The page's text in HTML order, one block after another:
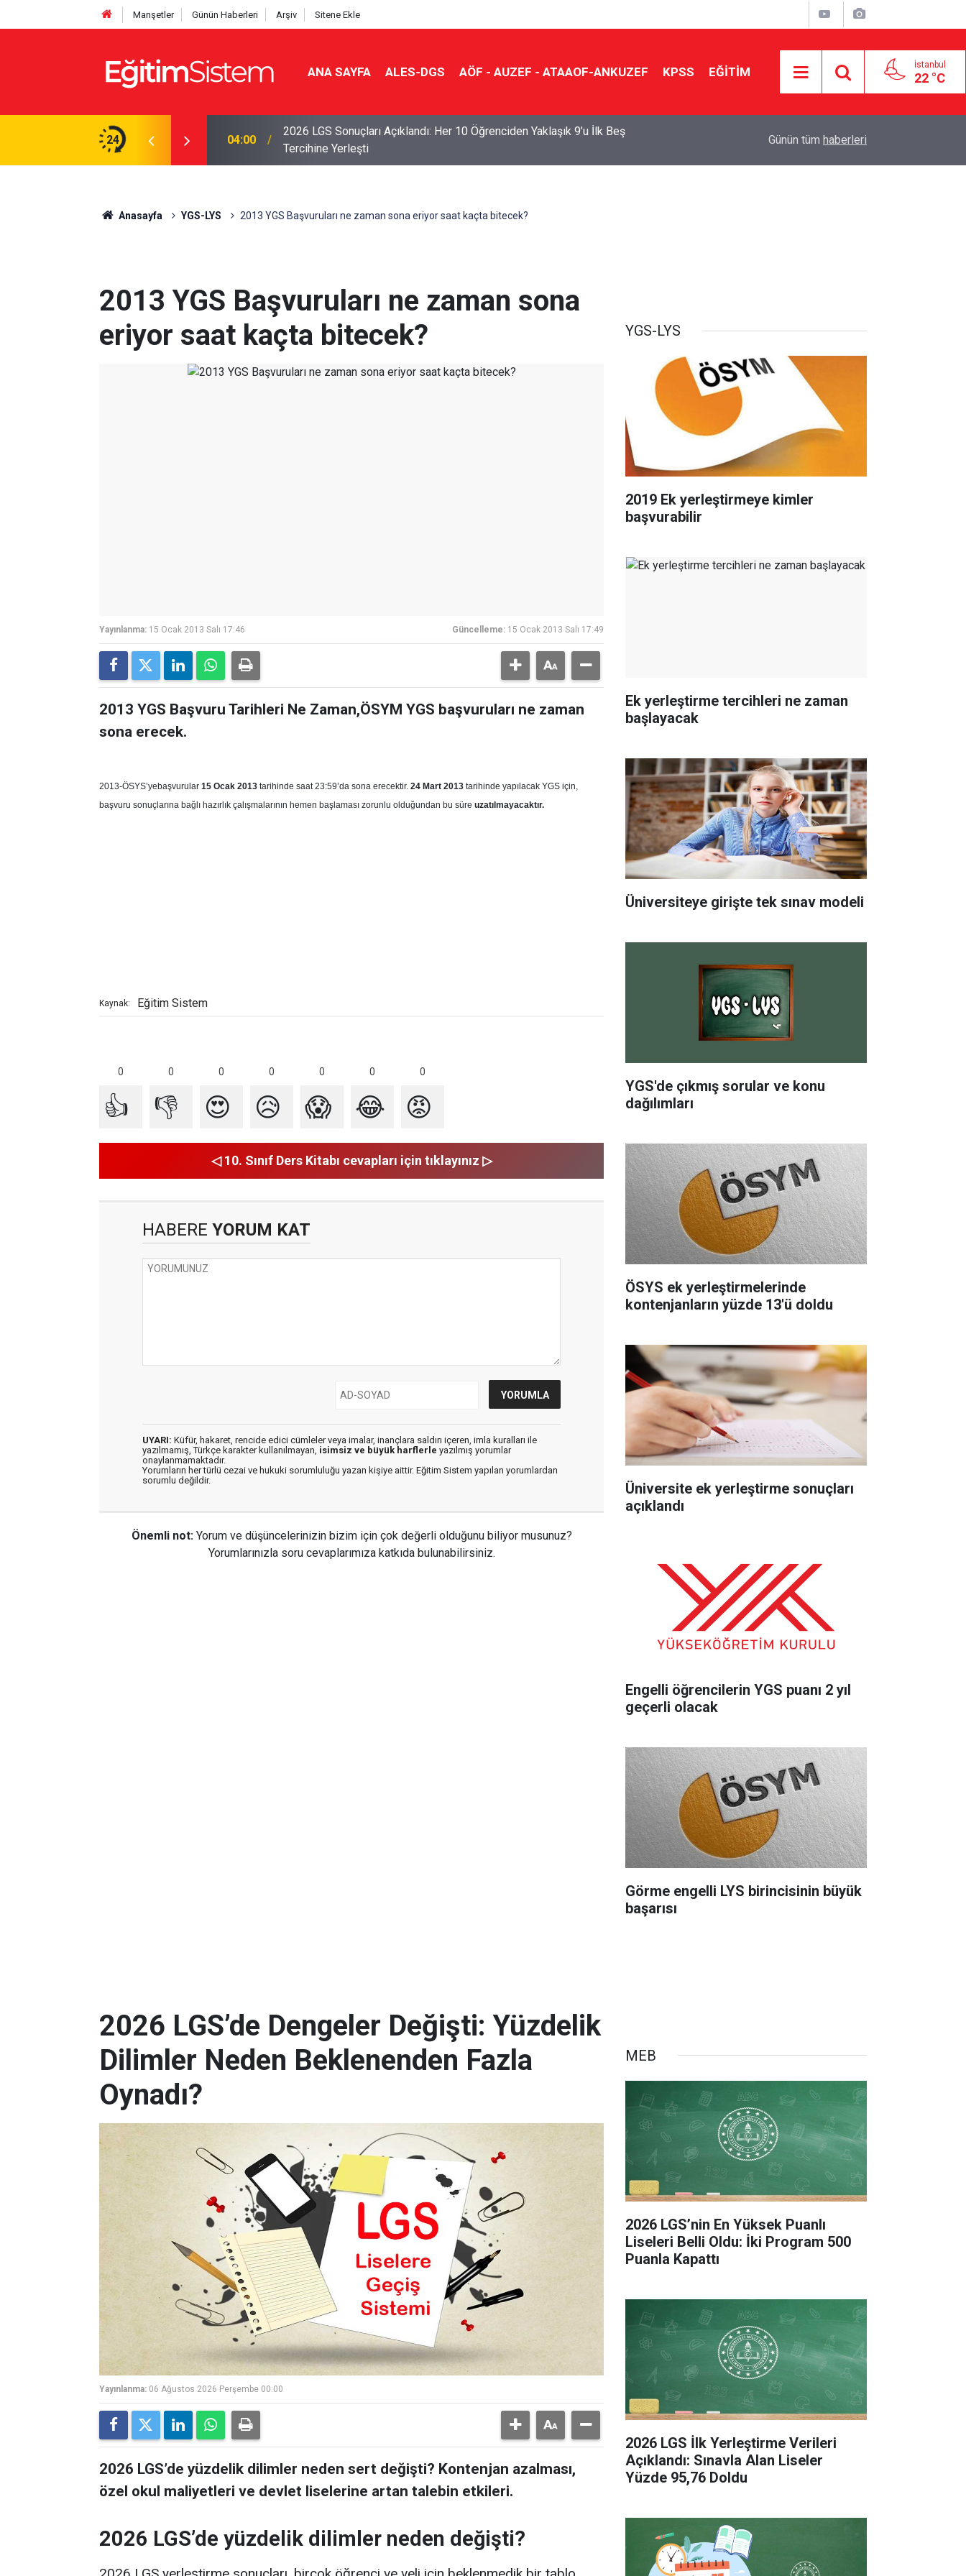
Manşetler Günün Haberleri Arşiv Sitene Ekle
ANA SAYFA ALES-DGS AÖF - AUZEF - ATAAOF-ANKUZEF KPSS EĞİTİM İstanbul
22 °C
24
Sınavla Alan Liseler Yüzde 95,76
04:00
2026 LGS Sonuçları Açıklandı: Her 10 Öğrenciden Yaklaşık 9’u İlk Beş
Tercihine Yerleşti
Yönlendiriyor?
Günün tüm haberleri
Anasayfa YGS-LYS 2013 YGS Başvuruları ne zaman sona eriyor saat kaçta bitecek?
2013 YGS Başvuruları ne zaman sona
eriyor saat kaçta bitecek?
Yayınlanma: 15 Ocak 2013 Salı 17:46 Güncelleme: 15 Ocak 2013 Salı 17:49
2013 YGS Başvuru Tarihleri Ne Zaman,ÖSYM YGS başvuruları ne zaman
sona erecek.
2013-ÖSYS’yebaşvurular 15 Ocak 2013 tarihinde saat 23:59’da sona erecektir. 24 Mart 2013 tarihinde yapılacak YGS için,
başvuru sonuçlarına bağlı hazırlık çalışmalarının hemen başlaması zorunlu olduğundan bu süre uzatılmayacaktır.
Kaynak: Eğitim Sistem
0 0 0 0 0 0 0
👍 👎 😍 😥 😱 😂 😡
◁ 10. Sınıf Ders Kitabı cevapları için tıklayınız ▷
HABERE YORUM KAT
UYARI: Küfür, hakaret, rencide edici cümleler veya imalar, inançlara saldırı içeren, imla kuralları ile
yazılmamış, Türkçe karakter kullanılmayan, isimsiz ve büyük harflerle yazılmış yorumlar
onaylanmamaktadır.
Yorumların her türlü cezai ve hukuki sorumluluğu yazan kişiye aittir. Eğitim Sistem yapılan yorumlardan
sorumlu değildir.
Önemli not: Yorum ve düşüncelerinizin bizim için çok değerli olduğunu biliyor musunuz?
Yorumlarınızla soru cevaplarımıza katkıda bulunabilirsiniz.
YGS-LYS
2019 Ek yerleştirmeye kimler
başvurabilir
Ek yerleştirme tercihleri ne zaman
başlayacak
Üniversiteye girişte tek sınav modeli
YGS'de çıkmış sorular ve konu
dağılımları
ÖSYS ek yerleştirmelerinde
kontenjanların yüzde 13'ü doldu
Üniversite ek yerleştirme sonuçları
açıklandı
Engelli öğrencilerin YGS puanı 2 yıl
geçerli olacak
Görme engelli LYS birincisinin büyük
başarısı
2026 LGS’de Dengeler Değişti: Yüzdelik
Dilimler Neden Beklenenden Fazla
Oynadı?
Yayınlanma: 06 Ağustos 2026 Perşembe 00:00
2026 LGS’de yüzdelik dilimler neden sert değişti? Kontenjan azalması,
özel okul maliyetleri ve devlet liselerine artan talebin etkileri.
2026 LGS’de yüzdelik dilimler neden değişti?
MEB
2026 LGS’nin En Yüksek Puanlı
Liseleri Belli Oldu: İki Program 500
Puanla Kapattı
2026 LGS İlk Yerleştirme Verileri
Açıklandı: Sınavla Alan Liseler
Yüzde 95,76 Doldu